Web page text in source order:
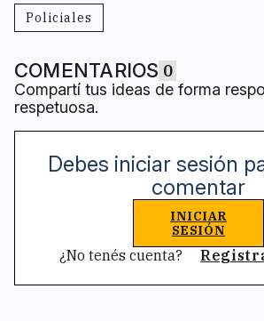
Policiales
COMENTARIOS 0
Compartí tus ideas de forma
respetuosa.
Debes iniciar sesión
comentar
INICIAR
SESIÓN
¿No tenés cuenta?